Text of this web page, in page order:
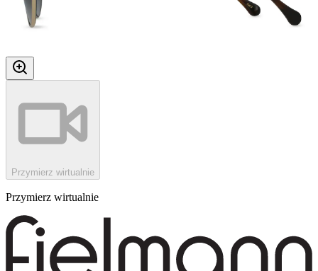
Przymierz wirtualnie
Przymierz wirtualnie